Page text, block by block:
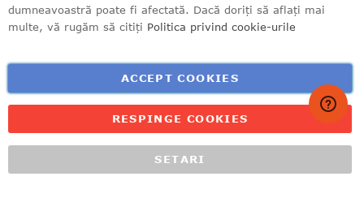
Martie 2015
brabantia reduceri bucatarie
razatoare multifunctionala
dumneavoastră poate fi afectată. Dacă doriți să aflați mai
multe, vă rugăm să citiți Politica privind cookie-urile
ACCEPT COOKIES
SETARI
RESPINGE COOKIES